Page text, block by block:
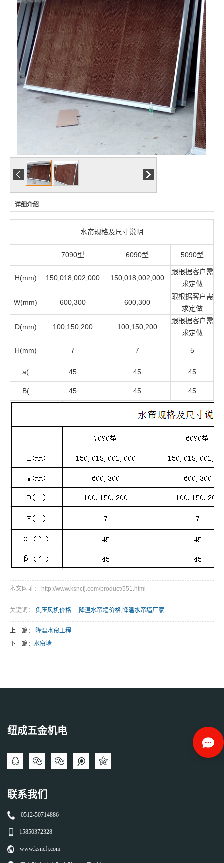
详细介绍
水帘规格及尺寸说明
7090型 6090型 5090型
H(mm) 150,018,002,000 150,018,002,000
跟根据客户需
求定做
W(mm) 600,300 600,300
跟根据客户需
求定做
D(mm) 100,150,200 100,150,200
跟根据客户需
求定做
H(mm) 7 7 5
a( 45 45 45
B( 45 45 45
本文网址： http://www.ksncfj.com/product/551.html
关键词： 负压风机价格 ,降温水帘墙价格,降温水帘墙厂家
上一篇：
降温水帘工程
下一篇： 水帘墙
纽成五金机电
联系我们
0512-50714886
15850372328
www.ksncfj.com